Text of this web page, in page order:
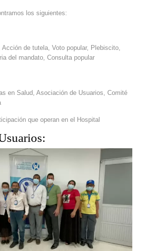
los siguientes:
Acción de tutela, Voto popular, Plebiscito,
del mandato, Consulta popular
en Salud, Asociación de Usuarios, Comité
que operan en el Hospital